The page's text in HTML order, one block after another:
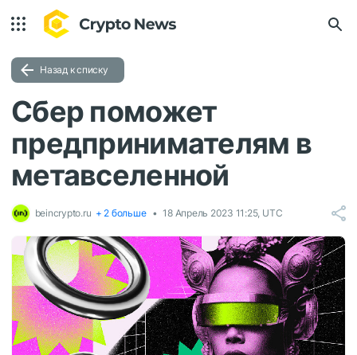
Назад к списку
Cбер поможет
предпринимателям в
метавселенной
beincrypto.ru + 2 больше 18 Апрель 2023 11:25, UTC